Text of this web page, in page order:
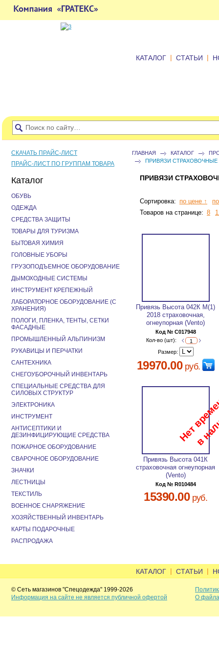
КАТАЛОГ | СТАТЬИ |
ГЛАВНАЯ КАТАЛОГ
ПРИВЯЗИ
ПРИВЯЗИ
Сортировка: по цене ↑
Товаров на странице: 8
Привязь Высота 042К М(1)
2018 страховочная,
огнеупорная (Vento)
Код № C017948
Кол-во (шт):
Размер:
19970.00руб.
Привязь Высота 041К
страховочная огнеупорная
(Vento)
Код № R010484
15390.00руб.
СКАЧАТЬ ПРАЙС-ЛИСТ
ПРАЙС-ЛИСТ ПО ГРУППАМ ТОВАРА
Каталог
ОБУВЬ
ОДЕЖДА
СРЕДСТВА ЗАЩИТЫ
ТОВАРЫ ДЛЯ ТУРИЗМА
БЫТОВАЯ ХИМИЯ
ГОЛОВНЫЕ УБОРЫ
ГРУЗОПОДЪЕМНОЕ ОБОРУДОВАНИЕ
ДЫМОХОДНЫЕ СИСТЕМЫ
ИНСТРУМЕНТ КРЕПЕЖНЫЙ
ЛАБОРАТОРНОЕ ОБОРУДОВАНИЕ (С
ХРАНЕНИЯ)
ПОЛОГИ, ПЛЕНКА, ТЕНТЫ, СЕТКИ
ФАСАДНЫЕ
ПРОМЫШЛЕННЫЙ АЛЬПИНИЗМ
РУКАВИЦЫ И ПЕРЧАТКИ
САНТЕХНИКА
СНЕГОУБОРОЧНЫЙ ИНВЕНТАРЬ
СПЕЦИАЛЬНЫЕ СРЕДСТВА ДЛЯ
СИЛОВЫХ СТРУКТУР
ЭЛЕКТРОНИКА
ИНСТРУМЕНТ
АНТИСЕПТИКИ И
ДЕЗИНФИЦИРУЮЩИЕ СРЕДСТВА
ПОЖАРНОЕ ОБОРУДОВАНИЕ
СВАРОЧНОЕ ОБОРУДОВАНИЕ
ЗНАЧКИ
ЛЕСТНИЦЫ
ТЕКСТИЛЬ
ВОЕННОЕ СНАРЯЖЕНИЕ
ХОЗЯЙСТВЕННЫЙ ИНВЕНТАРЬ
КАРТЫ ПОДАРОЧНЫЕ
РАСПРОДАЖА
КАТАЛОГ | СТАТЬИ |
© Сеть магазинов "Спецодежда" 1999-2026
Информация на сайте не является публичной офертой
О